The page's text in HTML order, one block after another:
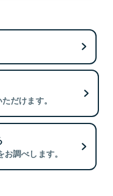
だけます。
調べします。